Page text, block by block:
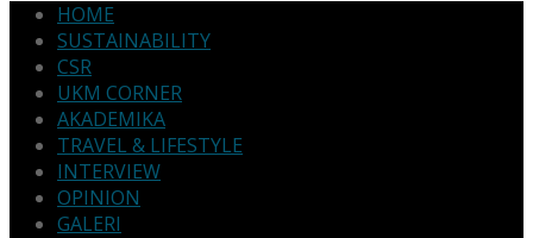
HOME
SUSTAINABILITY
CSR
UKM CORNER
AKADEMIKA
TRAVEL & LIFESTYLE
INTERVIEW
OPINION
GALERI